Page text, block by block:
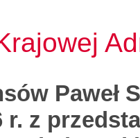
Paweł
r. z